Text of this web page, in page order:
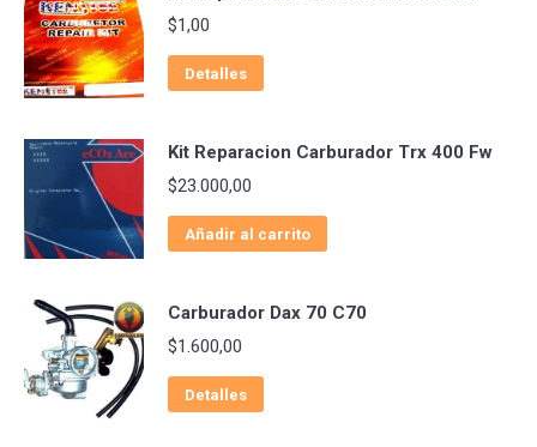
$1,00
Detalles
Kit Reparacion Carburador Trx 400 Fw
$23.000,00
Añadir al carrito
Carburador Dax 70 C70
$1.600,00
Detalles